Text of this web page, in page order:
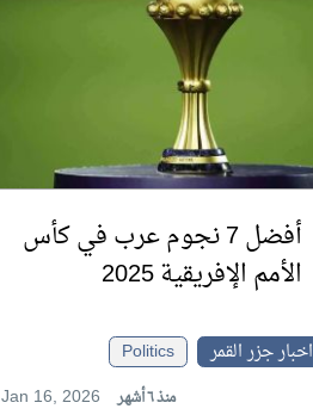
أفضل 7 نجوم عرب في كأس
الأمم الإفريقية 2025
اخبار جزر القمر
Politics
Jan 16, 2026
منذ ٦ أشهر